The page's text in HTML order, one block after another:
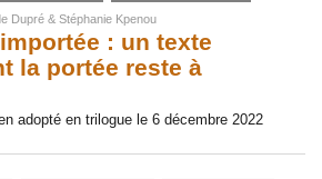
Dupré & Stéphanie Kpenou
: un texte
la portée reste à
adopté en trilogue le 6 décembre 2022